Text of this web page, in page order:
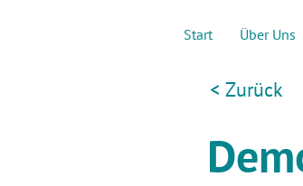
Start Über Uns
< Zurück